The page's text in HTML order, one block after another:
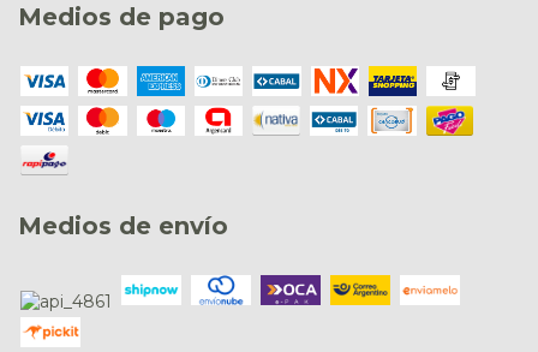
Medios de pago
Medios de envío